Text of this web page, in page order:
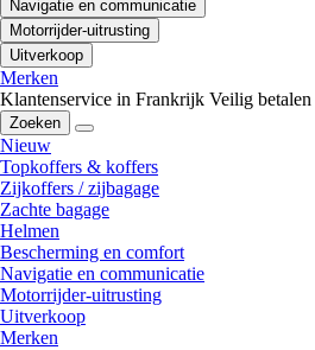
Navigatie en communicatie
Motorrijder-uitrusting
Uitverkoop
Merken
Klantenservice in Frankrijk Veilig betalen
Zoeken
Nieuw
Topkoffers & koffers
Zijkoffers / zijbagage
Zachte bagage
Helmen
Bescherming en comfort
Navigatie en communicatie
Motorrijder-uitrusting
Uitverkoop
Merken